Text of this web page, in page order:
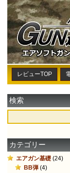
レビューTOP
検索
カテゴリー
エアガン基礎 (24)
BB弾 (4)